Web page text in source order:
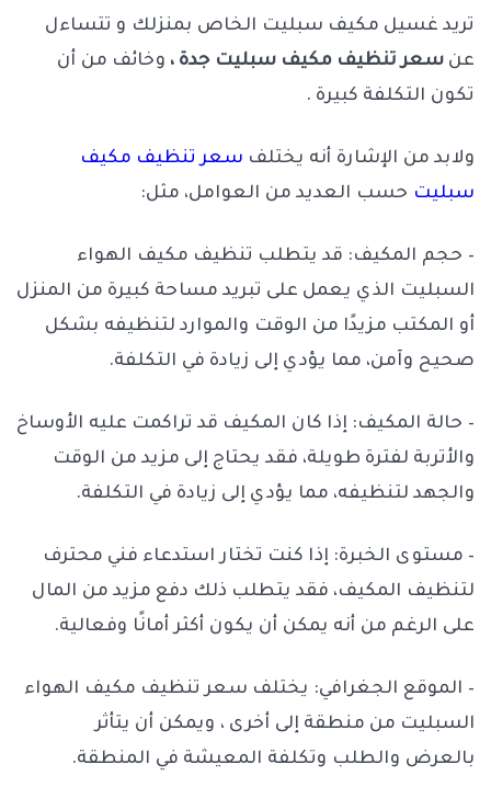
تريد غسيل مكيف سبليت الخاص بمنزلك و تتساءل
عن سعر تنظيف مكيف سبليت جدة ، وخائف من أن
تكون التكلفة كبيرة .
ولابد من الإشارة أنه يختلف سعر تنظيف مكيف
سبليت حسب العديد من العوامل، مثل:
– حجم المكيف: قد يتطلب تنظيف مكيف الهواء
السبليت الذي يعمل على تبريد مساحة كبيرة من المنزل
أو المكتب مزيدًا من الوقت والموارد لتنظيفه بشكل
صحيح وآمن، مما يؤدي إلى زيادة في التكلفة.
– حالة المكيف: إذا كان المكيف قد تراكمت عليه الأوساخ
والأتربة لفترة طويلة، فقد يحتاج إلى مزيد من الوقت
والجهد لتنظيفه، مما يؤدي إلى زيادة في التكلفة.
– مستوى الخبرة: إذا كنت تختار استدعاء فني محترف
لتنظيف المكيف، فقد يتطلب ذلك دفع مزيد من المال
على الرغم من أنه يمكن أن يكون أكثر أمانًا وفعالية.
– الموقع الجغرافي: يختلف سعر تنظيف مكيف الهواء
السبليت من منطقة إلى أخرى ، ويمكن أن يتأثر
بالعرض والطلب وتكلفة المعيشة في المنطقة.